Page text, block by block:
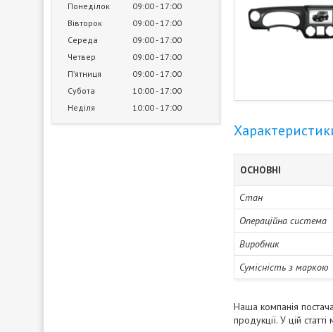
Понеділок 09:00 17:00
Вівторок
09:00 17:00
Середа
09:00 17:00
Четвер
09:00 17:00
Пʼятниця
09:00 17:00
Субота
10:00 17:00
Неділя
10:00 17:00
ОСНОВНІ
Стан
Операційна система
Виробник
Сумісність з маркою
Наша компанія
продукції. У цій